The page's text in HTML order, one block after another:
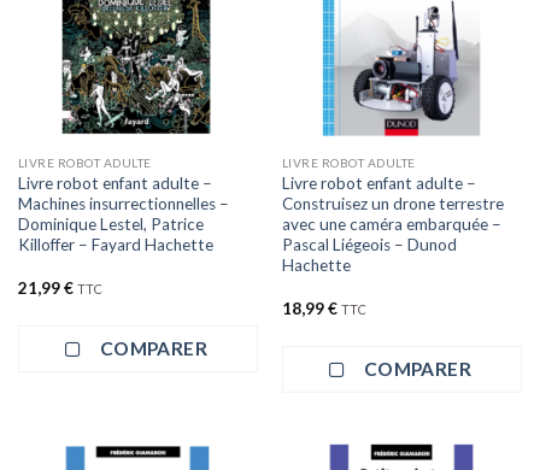
LIVRE ROBOT ADULTE
Livre robot enfant adulte –
Machines insurrectionnelles –
Dominique Lestel, Patrice
Killoffer – Fayard Hachette
21,99€ TTC
COMPARER
LIVRE ROBOT ADULTE
Livre robot enfant adulte –
Construisez un drone terrestre
avec une caméra embarquée –
Pascal Liégeois – Dunod
Hachette
18,99€ TTC
COMPARER